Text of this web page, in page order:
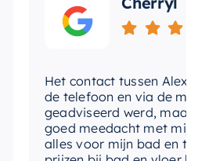
Het contact tussen Alex en
de telefoon en via de mail,
geadviseerd werd, maar
goed meedacht met mij.
alles voor mijn bad en